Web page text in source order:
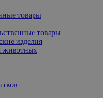
товары
товары
изделия
животных